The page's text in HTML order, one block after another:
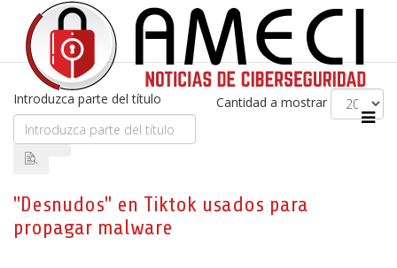
Introduzca parte del título Cantidad a mostrar
"Desnudos" en Tiktok usados para
propagar malware